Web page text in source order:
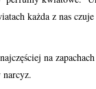
każda z nas
na
narcyz.